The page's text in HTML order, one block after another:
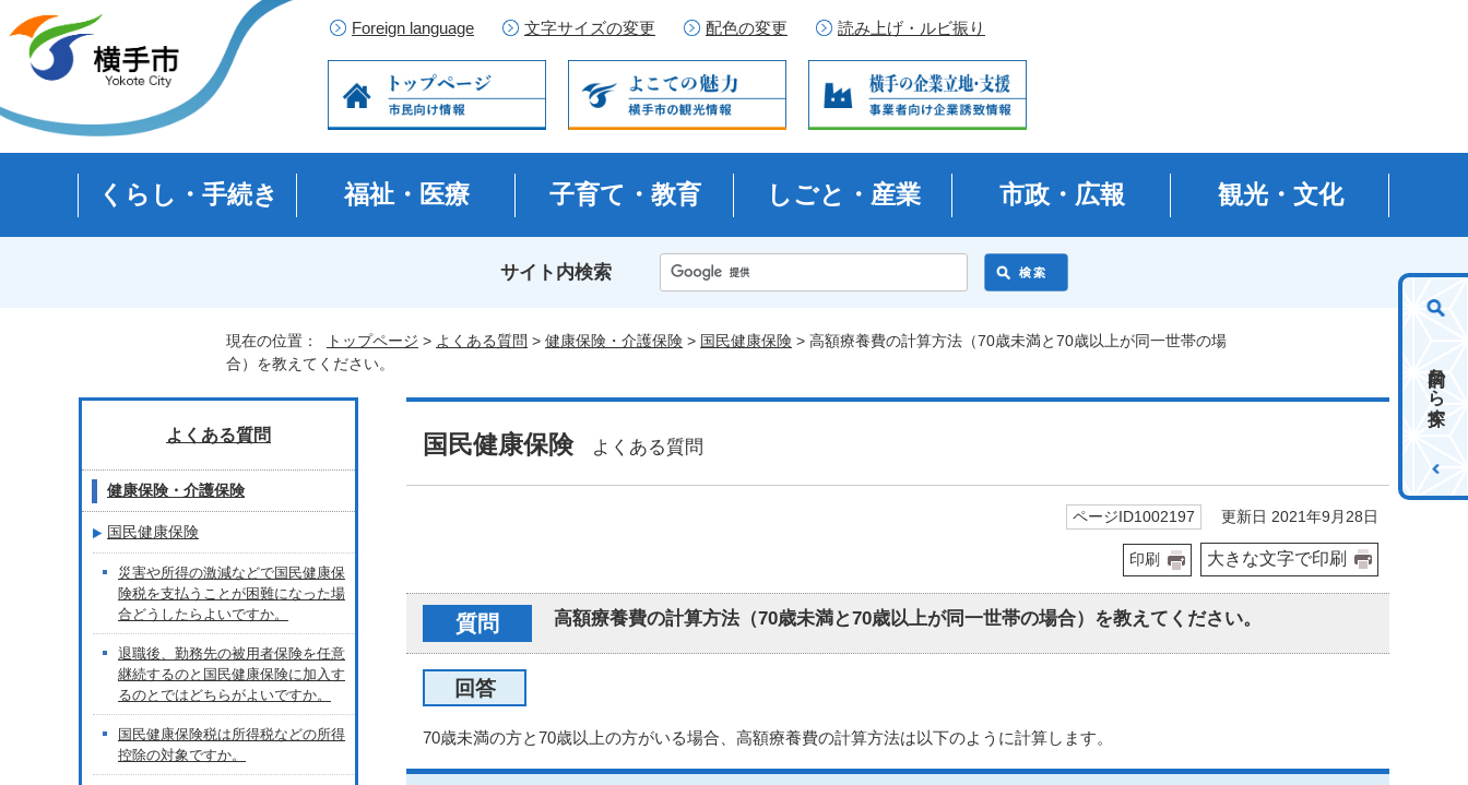
Foreign language 文字サイズの変更 配色の変更 読み上げ・ルビ振り
くらし・手続き 福祉・医療 子育て・教育 しごと・産業 市政・広報 観光・文化
サイト内検索
目的から探す
現在の位置： トップページ > よくある質問 > 健康保険・介護保険 > 国民健康保険 > 高額療養費の計算方法（70歳未満と70歳以上が同一世帯の場
合）を教えてください。
国民健康保険よくある質問
ページID1002197 更新日 2021年9月28日
印刷 大きな文字で印刷
質問 高額療養費の計算方法（70歳未満と70歳以上が同一世帯の場合）を教えてください。
回答
70歳未満の方と70歳以上の方がいる場合、高額療養費の計算方法は以下のように計算します。
よくある質問
健康保険・介護保険
国民健康保険
災害や所得の激減などで国民健康保
険税を支払うことが困難になった場
合どうしたらよいですか。
退職後、勤務先の被用者保険を任意
継続するのと国民健康保険に加入す
るのとではどちらがよいですか。
国民健康保険税は所得税などの所得
控除の対象ですか。